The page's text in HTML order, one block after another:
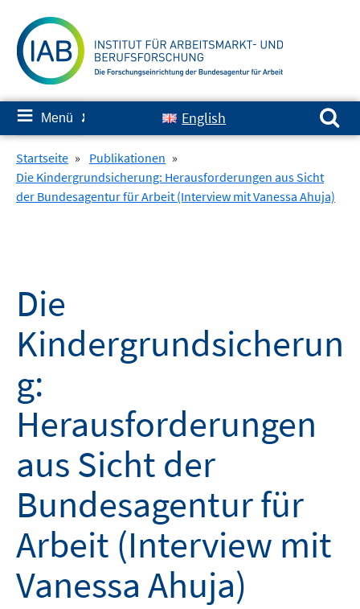
zum
Inhalt
≡ Menü ✘ English
Suchen nach:
Startseite » Publikationen »
Die Kindergrundsicherung: Herausforderungen aus Sicht
der Bundesagentur für Arbeit (Interview mit Vanessa Ahuja)
Die
Kindergrundsicherun
g:
Herausforderungen
aus Sicht der
Bundesagentur für
Arbeit (Interview mit
Vanessa Ahuja)